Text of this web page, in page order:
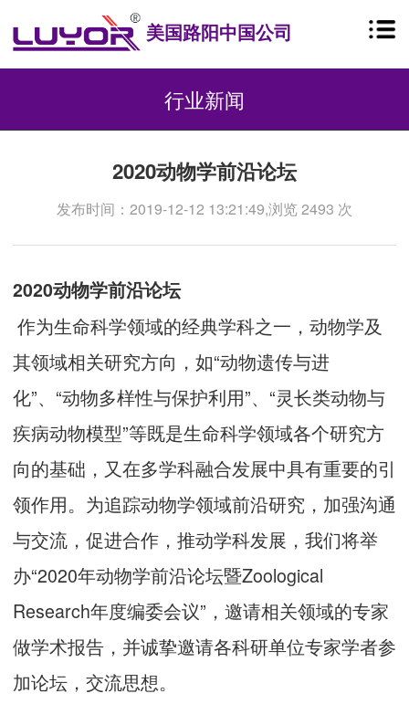
美国路阳中国公司
行业新闻
2020动物学前沿论坛
发布时间：2019-12-12 13:21:49,浏览 2493 次
2020动物学前沿论坛
作为生命科学领域的经典学科之一，动物学及
其领域相关研究方向，如“动物遗传与进
化”、“动物多样性与保护利用”、“灵长类动物与
疾病动物模型”等既是生命科学领域各个研究方
向的基础，又在多学科融合发展中具有重要的引
领作用。为追踪动物学领域前沿研究，加强沟通
与交流，促进合作，推动学科发展，我们将举
办“2020年动物学前沿论坛暨Zoological
Research年度编委会议”，邀请相关领域的专家
做学术报告，并诚挚邀请各科研单位专家学者参
加论坛，交流思想。